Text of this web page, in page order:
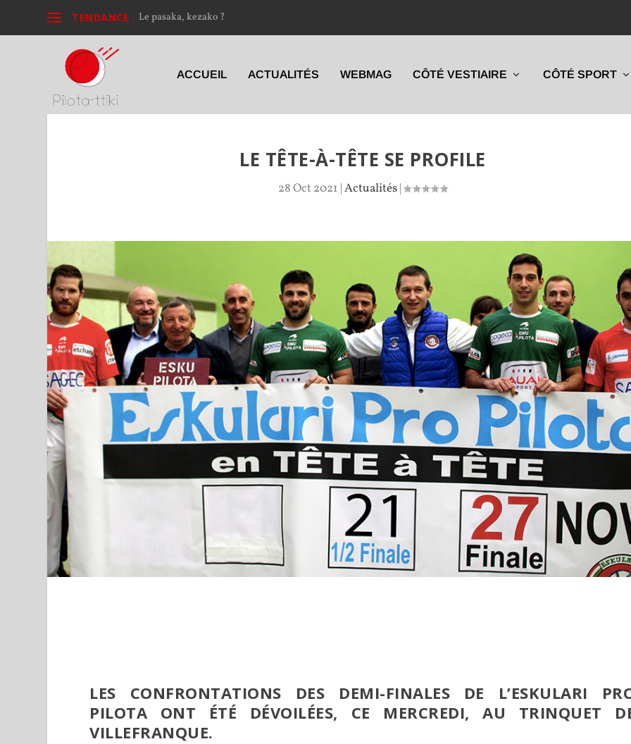
TENDANCE : Le pasaka, kezako ?
ACCUEIL ACTUALITÉS WEBMAG CÔTÉ VESTIAIRE CÔTÉ SPORT
LE TÊTE-À-TÊTE SE PROFILE
28 Oct 2021 |Actualités|
LES CONFRONTATIONS DES DEMI-FINALES DE L’ESKULARI
PILOTA ONT ÉTÉ DÉVOILÉES, CE MERCREDI, AU TRINQUET
VILLEFRANQUE.